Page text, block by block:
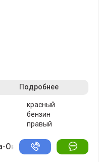
красный
бензин
правый
Подробнее